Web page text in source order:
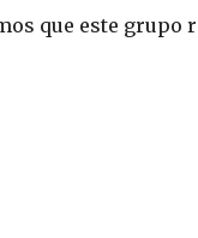
que este grupo